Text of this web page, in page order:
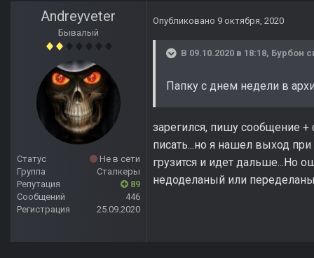
Andreyveter
Бывалый
Статус
Не в сети
Группа
Сталкеры
Репутация
89
Сообщений
446
Регистрация
25.09.2020
Опубликовано 9 октября, 2020
В 09.10.2020 в 18:18, Бурбон
Папку с днем недели в
зарегился, пишу сообщение
писать...но я нашел выход
грузится и идет дальше...Но
недоделаный или